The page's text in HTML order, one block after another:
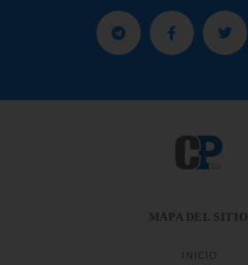
MAPA DEL SITIO
INICIO